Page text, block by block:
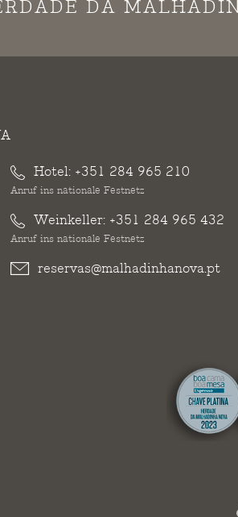
DA
Hotel: +351 284 965 210
Anruf ins nationale Festnetz
Weinkeller: +351 284 965 432
Anruf ins nationale Festnetz
reservas@malhadinhanova.pt